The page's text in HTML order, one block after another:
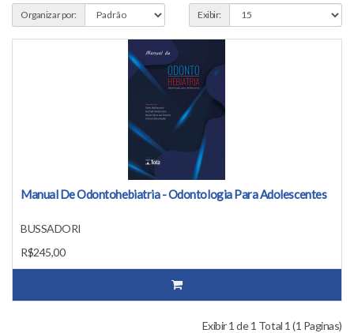
Organizar por: Exibir:
Manual De Odontohebiatria - Odontologia Para Adolescentes
BUSSADORI
R$245,00
Exibir 1 de 1 Total 1 (1 Paginas)